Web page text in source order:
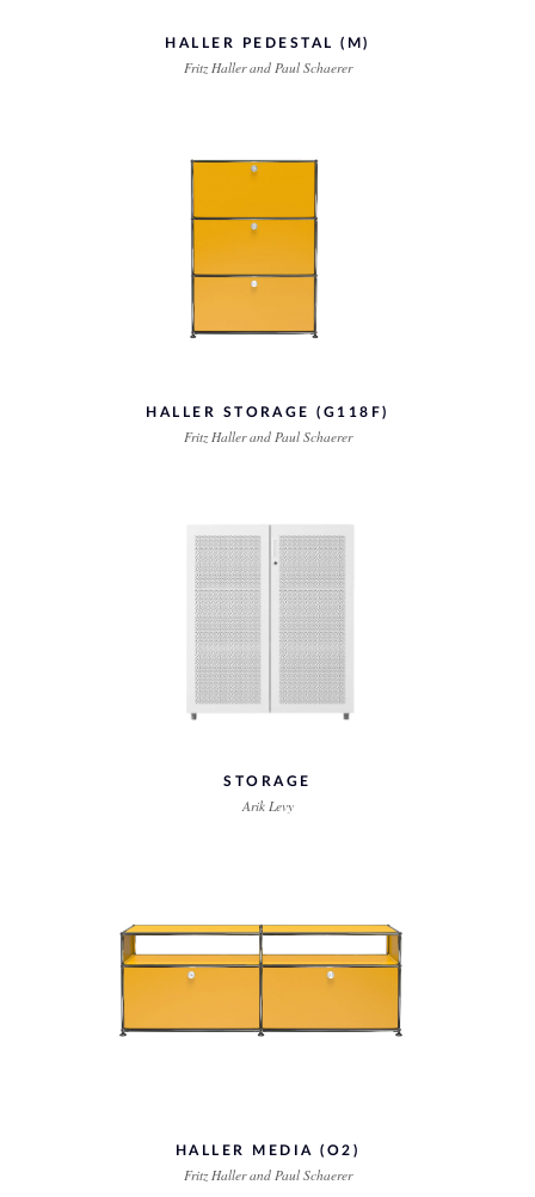
HALLER PEDESTAL (M)
Fritz Haller and Paul Schaerer
HALLER STORAGE (G118F)
Fritz Haller and Paul Schaerer
STORAGE
Arik Levy
HALLER MEDIA (O2)
Fritz Haller and Paul Schaerer